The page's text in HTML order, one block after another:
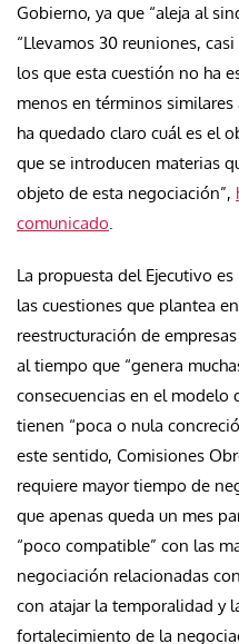
Gobierno, ya que “aleja al
“Llevamos 30 reuniones,
los que esta cuestión no ha
menos en términos
ha quedado claro cuál es el
que se introducen materias
objeto de esta negociación”,
comunicado
La propuesta del Ejecutivo
las cuestiones que plantea
reestructuración de
al tiempo que “genera
consecuencias en el modelo
tienen “poca o nula
este sentido, Comisiones
requiere mayor tiempo de
que apenas queda un mes
“poco compatible” con las
negociación relacionadas
con atajar la temporalidad y
fortalecimiento de la